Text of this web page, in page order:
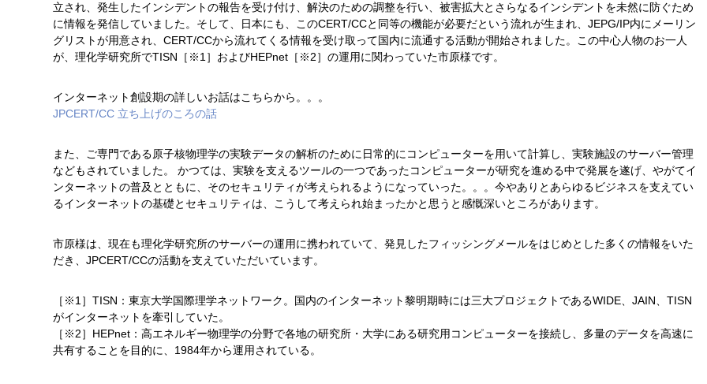
立され、発生したインシデントの報告を受け付け、解決のための調整を行い、被害拡大とさらなるインシデントを未然に防ぐため
に情報を発信していました。そして、日本にも、このCERT/CCと同等の機能が必要だという流れが生まれ、JEPG/IP内にメーリン
グリストが用意され、CERT/CCから流れてくる情報を受け取って国内に流通する活動が開始されました。この中心人物のお一人
が、理化学研究所でTISN［※1］およびHEPnet［※2］の運用に関わっていた市原様です。
インターネット創設期の詳しいお話はこちらから。。。
JPCERT/CC 立ち上げのころの話
また、ご専門である原子核物理学の実験データの解析のために日常的にコンピューターを用いて計算し、実験施設のサーバー管理
などもされていました。 かつては、実験を支えるツールの一つであったコンピューターが研究を進める中で発展を遂げ、やがてイ
ンターネットの普及とともに、そのセキュリティが考えられるようになっていった。。。今やありとあらゆるビジネスを支えてい
るインターネットの基礎とセキュリティは、こうして考えられ始まったかと思うと感慨深いところがあります。
市原様は、現在も理化学研究所のサーバーの運用に携われていて、発見したフィッシングメールをはじめとした多くの情報をいた
だき、JPCERT/CCの活動を支えていただいています。
［※1］TISN：東京大学国際理学ネットワーク。国内のインターネット黎明期時には三大プロジェクトであるWIDE、JAIN、TISN
がインターネットを牽引していた。
［※2］HEPnet：高エネルギー物理学の分野で各地の研究所・大学にある研究用コンピューターを接続し、多量のデータを高速に
共有することを目的に、1984年から運用されている。